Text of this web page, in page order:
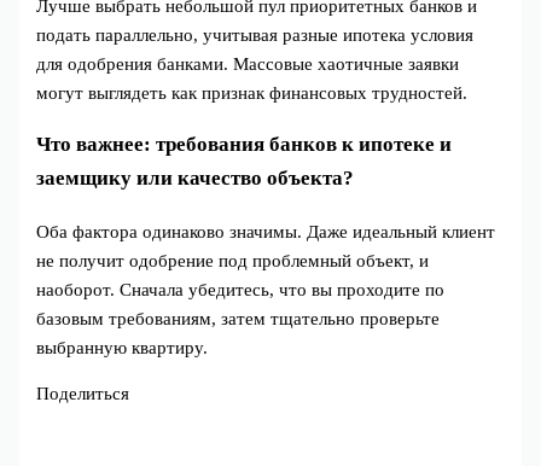
Лучше выбрать небольшой пул приоритетных банков и
подать параллельно, учитывая разные ипотека условия
для одобрения банками. Массовые хаотичные заявки
могут выглядеть как признак финансовых трудностей.
Что важнее: требования банков к ипотеке и
заемщику или качество объекта?
Оба фактора одинаково значимы. Даже идеальный клиент
не получит одобрение под проблемный объект, и
наоборот. Сначала убедитесь, что вы проходите по
базовым требованиям, затем тщательно проверьте
выбранную квартиру.
Поделиться